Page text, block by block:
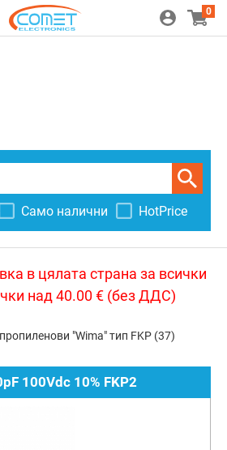
0
Само налични HotPrice
в цялата страна за всички
над 40.00 € (без ДДС)
"Wima" тип FKP (37)
100Vdc 10% FKP2